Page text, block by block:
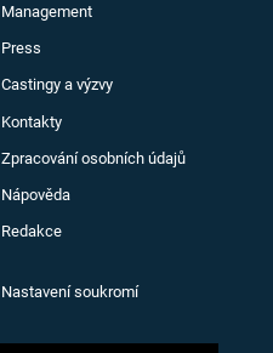
Management
Press
Castingy a výzvy
Kontakty
Zpracování osobních údajů
Nápověda
Redakce
Nastavení soukromí